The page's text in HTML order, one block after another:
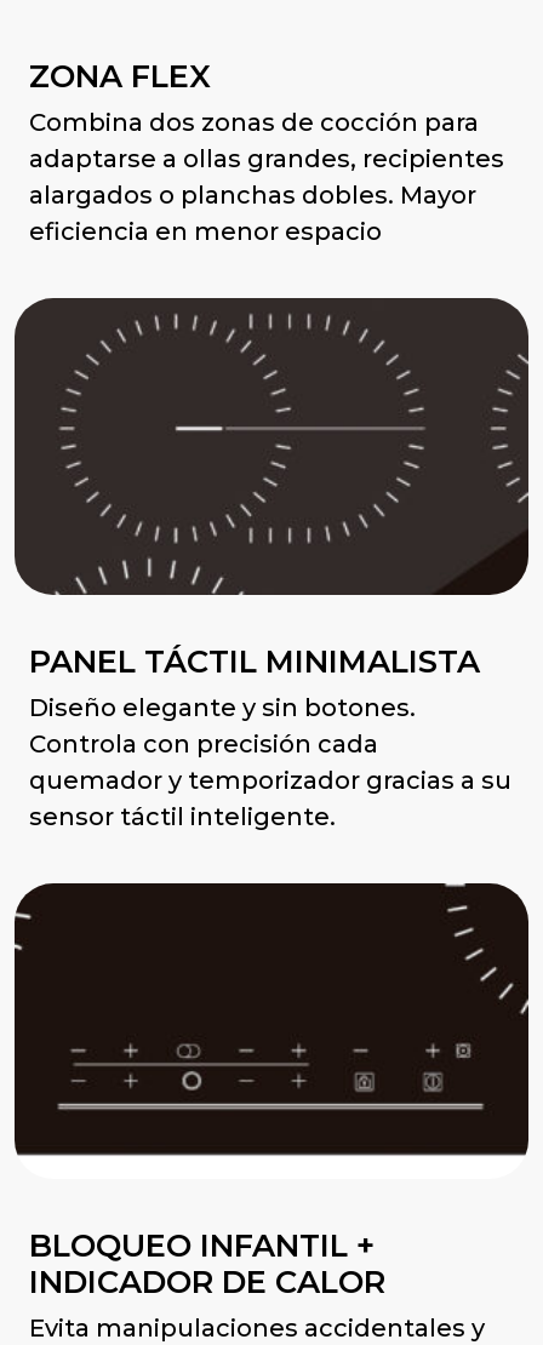
ZONA FLEX
Combina dos zonas de cocción para
adaptarse a ollas grandes, recipientes
alargados o planchas dobles. Mayor
eficiencia en menor espacio
PANEL TÁCTIL MINIMALISTA
Diseño elegante y sin botones.
Controla con precisión cada
quemador y temporizador gracias a su
sensor táctil inteligente.
BLOQUEO INFANTIL +
INDICADOR DE CALOR
Evita manipulaciones accidentales y